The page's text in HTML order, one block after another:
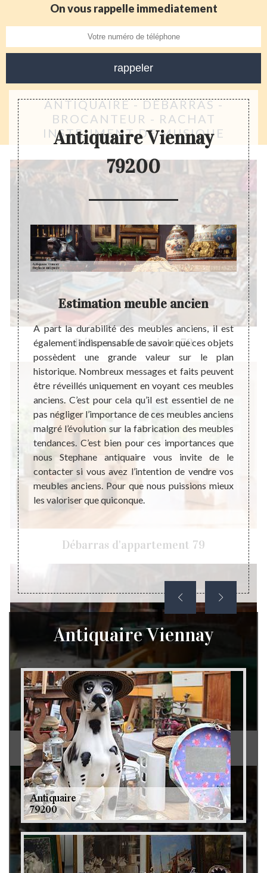
On vous rappelle immediatement
ANTIQUAIRE - DÉBARRAS -
BROCANTEUR - RACHAT
INSTRUMENT DE MUSIQUE
Débarras de maison 79
Débarras d'appartement 79
Débarras de grenier et cave 79
Antiquaire Viennay
79200
par
fait
de
ce
objet
son
qu’il
peut
pour
votre
Estimation meuble ancien
A part la durabilité des meubles anciens, il est
également indispensable de savoir que ces objets
possèdent une grande valeur sur le plan
historique. Nombreux messages et faits peuvent
être réveillés uniquement en voyant ces meubles
anciens. C’est pour cela qu’il est essentiel de ne
pas négliger l’importance de ces meubles anciens
malgré l’évolution sur la fabrication des meubles
tendances. C’est bien pour ces importances que
nous Stephane antiquaire vous invite de le
contacter si vous avez l’intention de vendre vos
meubles anciens. Pour que nous puissions mieux
les valoriser que quiconque.
et
pas
un
une
que
ne
Antiquaire Viennay